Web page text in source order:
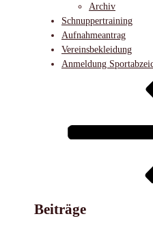
Archiv
Schnuppertraining
Aufnahmeantrag
Vereinsbekleidung
Anmeldung
Beiträge